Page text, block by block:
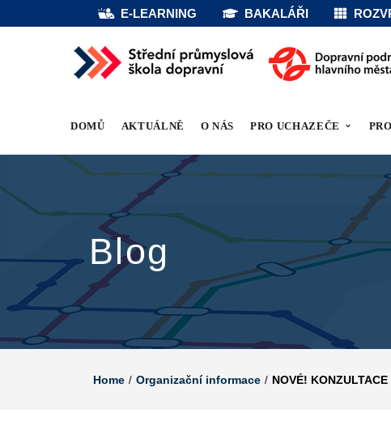
E-LEARNING BAKALÁŘI
DOMŮ AKTUÁLNĚ O NÁS PRO UCHAZEČE
Blog
Home Organizační informace NOVÉ!